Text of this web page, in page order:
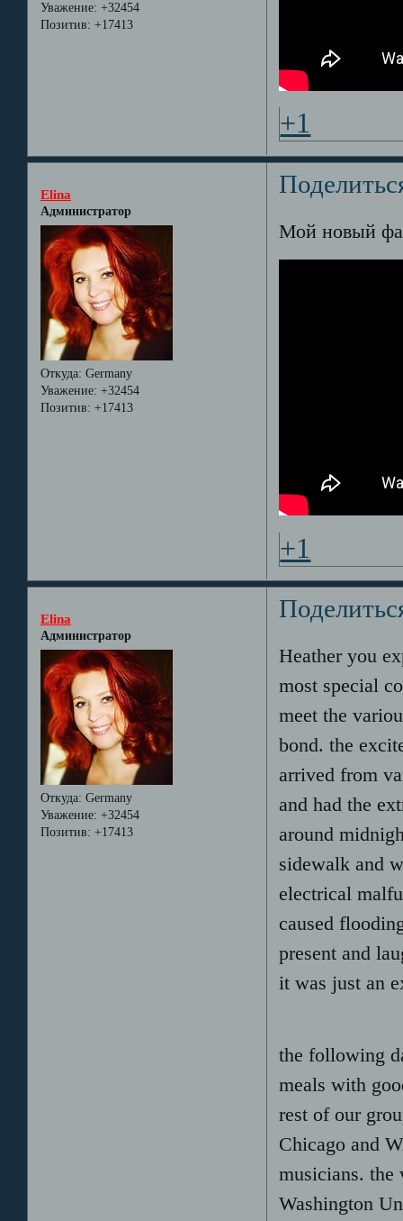
Уважение: +32454
Позитив: +17413
+1
Elina
Администратор
Откуда: Germany
Уважение: +32454
Позитив: +17413
Мой новый
+1
Elina
Администратор
Откуда: Germany
Уважение: +32454
Позитив: +17413
Heather you
most special
meet the
bond. the
arrived from
and had the
around
sidewalk and
electrical
caused
present and
it was just an
the following
meals with
rest of our
Chicago and
musicians. the
Washington